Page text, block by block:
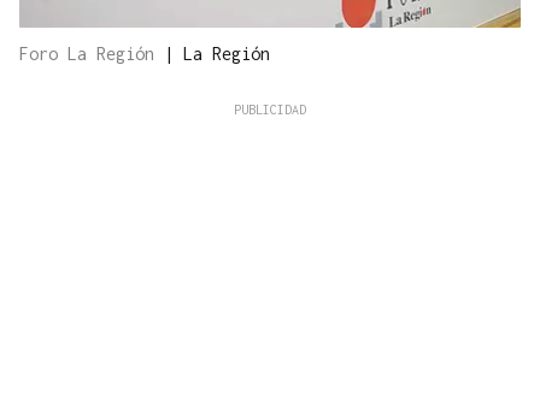
Foro La Región | La Región